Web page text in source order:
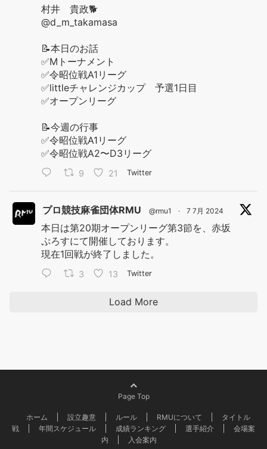
村井 貴政🐕
@d_m_takamasa
📝本日のお話
✅Mトーナメント
✅令昭位戦A1リーグ
✅littleチャレンジカップ 予選1日目
✅オープンリーグ
📝今週の行事
✅令昭位戦A1リーグ
✅令昭位戦A2〜D3リーグ
9 21 Twitter
プロ競技麻雀団体RMU @rmu1 · 7 7月 2024
本日は第20期オープンリーグ第3節を、赤坂
ぷろすにて開催しております。
現在1回戦が終了しました。
3 13 Twitter
Load More
Page Top
ホーム 設立趣意 ルール RMUについて
タイトル
戦
年間スケジュール 成績ランキング 選手紹介
会場案
内
入会案内